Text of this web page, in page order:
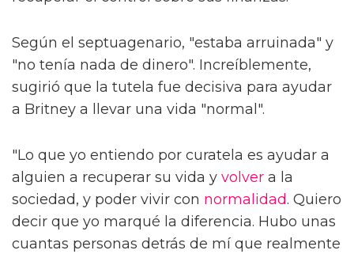
Según el septuagenario, "estaba arruinada" y
"no tenía nada de dinero". Increíblemente,
sugirió que la tutela fue decisiva para ayudar
a Britney a llevar una vida "normal".
"Lo que yo entiendo por curatela es ayudar a
alguien a recuperar su vida y volver a la
sociedad, y poder vivir con normalidad. Quiero
decir que yo marqué la diferencia. Hubo unas
cuantas personas detrás de mí que realmente